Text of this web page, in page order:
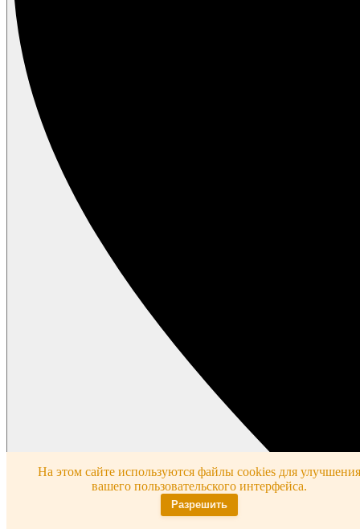
На этом сайте используются файлы cookies для улучшения
вашего пользовательского интерфейса.
Разрешить